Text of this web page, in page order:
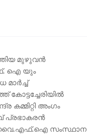
മുഴുവന്‍
ഐ യും
കോട്ടച്ചേരിയിൽ
അംഗം
പ്രഭാകരൻ
സംസ്ഥാന